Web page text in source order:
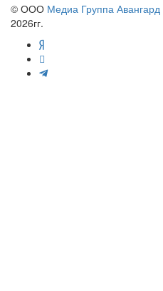
© ООО Медиа Группа Авангард
2026гг.